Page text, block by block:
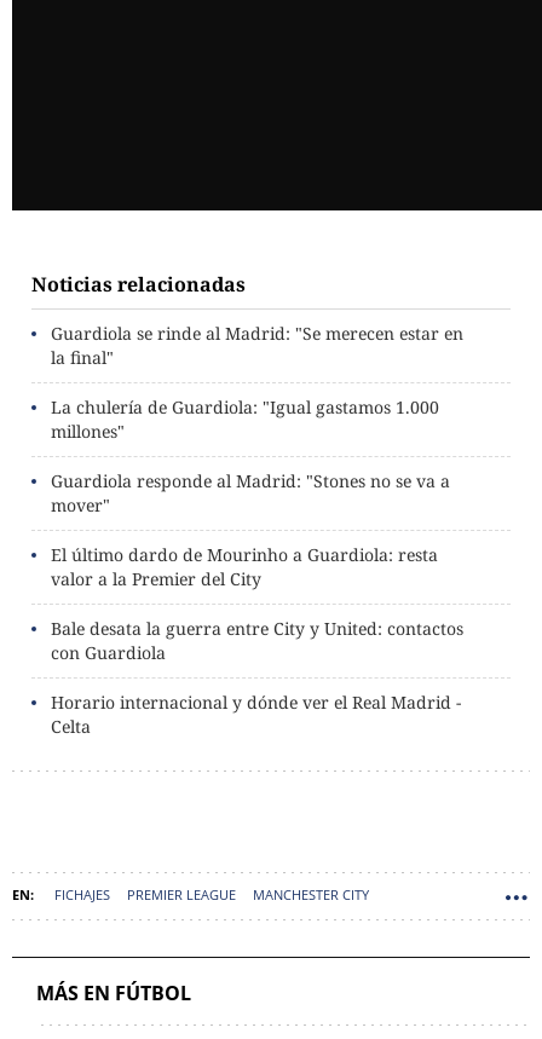
Noticias relacionadas
Guardiola se rinde al Madrid: "Se merecen estar en
la final"
La chulería de Guardiola: "Igual gastamos 1.000
millones"
Guardiola responde al Madrid: "Stones no se va a
mover"
El último dardo de Mourinho a Guardiola: resta
valor a la Premier del City
Bale desata la guerra entre City y United: contactos
con Guardiola
Horario internacional y dónde ver el Real Madrid -
Celta
FICHAJES PREMIER LEAGUE MANCHESTER CITY
MÁS EN FÚTBOL